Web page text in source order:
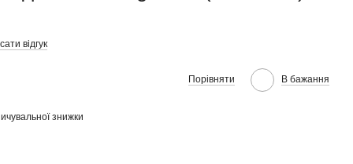
відгук
Порівняти В бажання
знижки